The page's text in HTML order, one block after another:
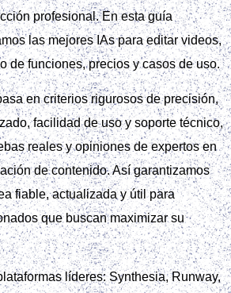
profesional. En esta guía
las mejores IAs para editar videos,
de funciones, precios y casos de uso.
en criterios rigurosos de precisión,
facilidad de uso y soporte técnico,
reales y opiniones de expertos en
de contenido. Así garantizamos
fiable, actualizada y útil para
que buscan maximizar su
líderes: Synthesia, Runway,